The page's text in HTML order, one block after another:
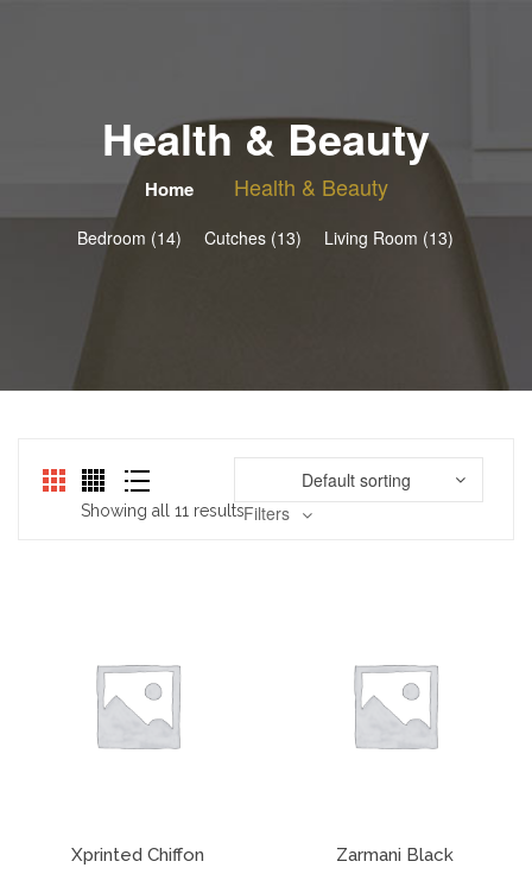
Health & Beauty
Home Health & Beauty
Bedroom (14) Cutches (13) Living Room (13)
Default sorting
Filters
Showing all 11 results
Xprinted Chiffon Zarmani Black